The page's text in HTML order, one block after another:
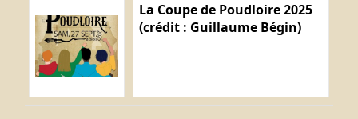
La Coupe de Poudloire 2025
(crédit : Guillaume Bégin)